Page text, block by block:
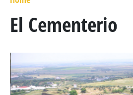
MARECHAL GENERAL
GENERAL SIR
EL LIBRO
El Cementerio